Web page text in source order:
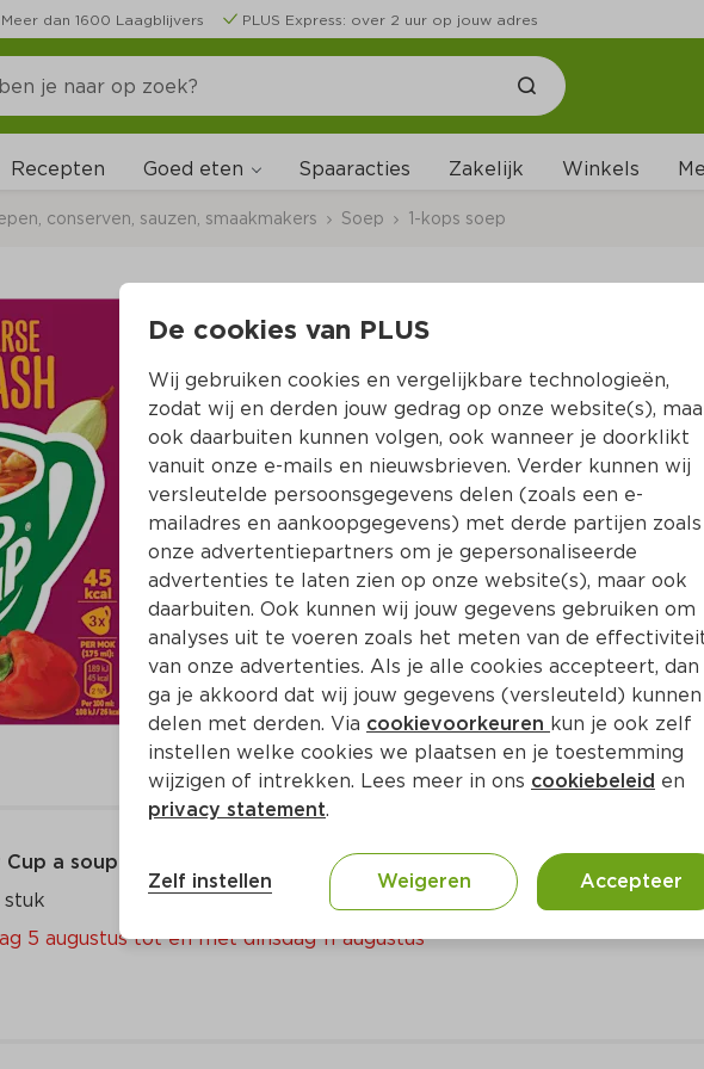
Meer dan 1600 Laagblijvers PLUS Express: over 2 uur op jouw adres
Recepten Goed eten Spaaracties Zakelijk Winkels
conserven, sauzen, smaakmakers Soep 1-kops soep
Knorr Cup-a-Soup
Per Doos 42 g  (per kilo €58.57)
0.99 2.46
Toevoegen
a soup en good snacking
stuk
5 augustus tot en met dinsdag 11 augustus
De cookies van PLUS
Wij gebruiken cookies en vergelijkbare technologieën,
zodat wij en derden jouw gedrag op onze website(s),
ook daarbuiten kunnen volgen, ook wanneer je doorklikt
vanuit onze e-mails en nieuwsbrieven. Verder kunnen wij
versleutelde persoonsgegevens delen (zoals een e-
mailadres en aankoopgegevens) met derde partijen zoals
onze advertentiepartners om je gepersonaliseerde
advertenties te laten zien op onze website(s), maar ook
daarbuiten. Ook kunnen wij jouw gegevens gebruiken om
analyses uit te voeren zoals het meten van de
van onze advertenties. Als je alle cookies accepteert, dan
ga je akkoord dat wij jouw gegevens (versleuteld) kunnen
delen met derden. Via cookievoorkeuren kun je ook zelf
instellen welke cookies we plaatsen en je toestemming
wijzigen of intrekken. Lees meer in ons cookiebeleid en
privacy statement.
Zelf instellen Weigeren Accepteer